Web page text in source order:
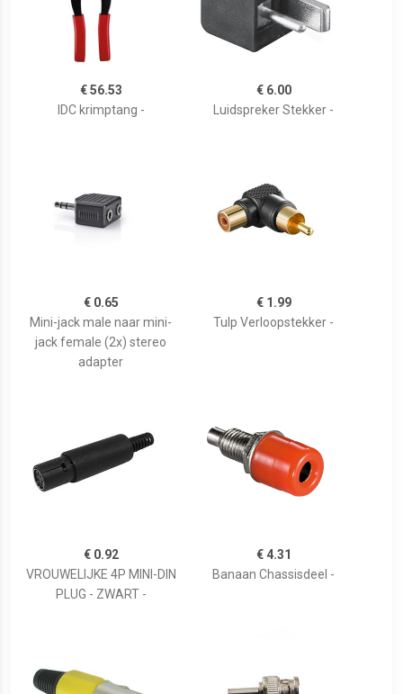
€ 56.53
IDC krimptang -
€ 6.00
Luidspreker Stekker -
€ 0.65
Mini-jack male naar mini-
jack female (2x) stereo
adapter
€ 1.99
Tulp Verloopstekker -
€ 0.92
VROUWELIJKE 4P MINI-DIN
PLUG - ZWART -
€ 4.31
Banaan Chassisdeel -